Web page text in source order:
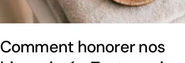
Comment honorer nos